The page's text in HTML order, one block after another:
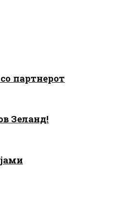
партнерот
Зеланд!